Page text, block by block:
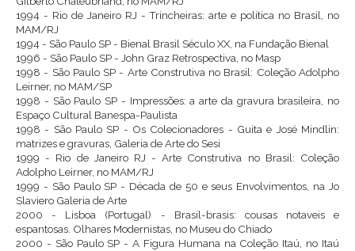
1994 - Rio de Janeiro RJ - Trincheiras: arte e política no Brasil, no
MAM/RJ
1994 - São Paulo SP - Bienal Brasil Século XX, na Fundação Bienal
1996 - São Paulo SP - John Graz Retrospectiva, no Masp
1998 - São Paulo SP - Arte Construtiva no Brasil: Coleção Adolpho
Leirner, no MAM/SP
1998 - São Paulo SP - Impressões: a arte da gravura brasileira, no
Espaço Cultural Banespa-Paulista
1998 - São Paulo SP - Os Colecionadores - Guita e José Mindlin:
matrizes e gravuras, Galeria de Arte do Sesi
1999 - Rio de Janeiro RJ - Arte Construtiva no Brasil: Coleção
Adolpho Leirner, no MAM/RJ
1999 - São Paulo SP - Década de 50 e seus Envolvimentos, na Jo
Slaviero Galeria de Arte
2000 - Lisboa (Portugal) - Brasil-brasis: cousas notaveis e
espantosas. Olhares Modernistas, no Museu do Chiado
2000 - São Paulo SP - A Figura Humana na Coleção Itaú, no Itaú